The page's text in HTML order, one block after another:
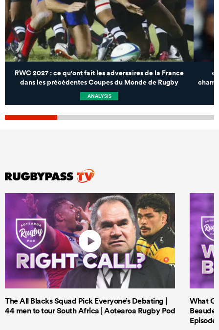
RWC 2027 : ce qu'ont fait les adversaires de la France
dans les précédentes Coupes du Monde de Rugby
ANALYSIS
The All Blacks Squad Pick Everyone’s Debating |
44 men to tour South Africa | Aotearoa Rugby Pod
What
Episode